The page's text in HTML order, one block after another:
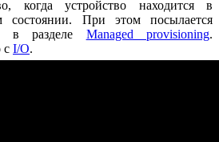
когда устройство находится в
состоянии. При этом посылается
в разделе Managed provisioning.
с I/O.